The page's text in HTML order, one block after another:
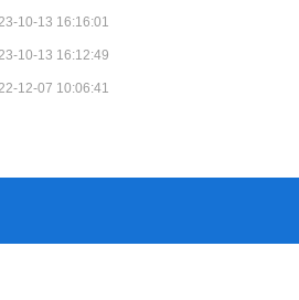
10-13 16:16:01
10-13 16:12:49
12-07 10:06:41